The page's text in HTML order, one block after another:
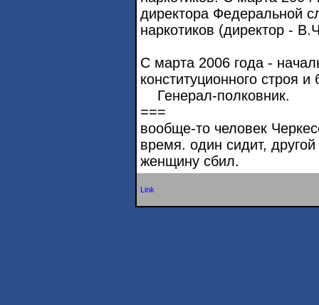
директора Федеральной
наркотиков (директор -
С марта 2006 года -
конституционного строя
Генерал-полковник.
===
вообще-то человек
время. один сидит,
женщину сбил.
Link